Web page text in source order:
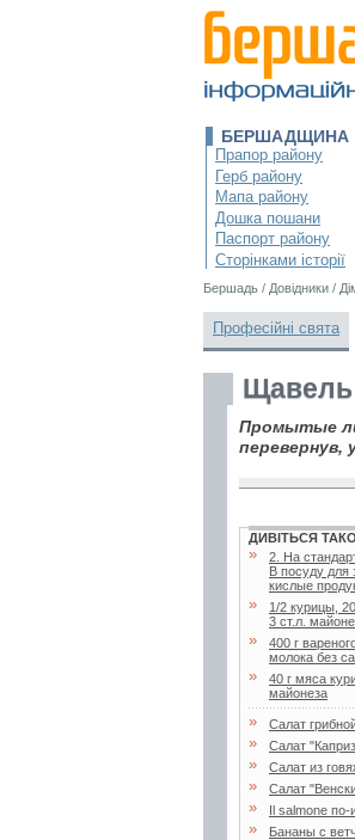
БЕРШАДЩИНА
Прапор району
Герб району
Мапа району
Дошка пошани
Паспорт району
Сторінками історії
Бершадь / Довідники /
Професійні свята
Щавель
Промытые
ДИВІТЬСЯ
»
2. Ha
В посуду для
кислые
»
1/2 курицы,
3 ст.л.
»
400 г
молока без
»
40 г мяса
майонеза
» Салат
» Салат
» Салат из
» Салат
» Il salmone по-
»
Бананы с